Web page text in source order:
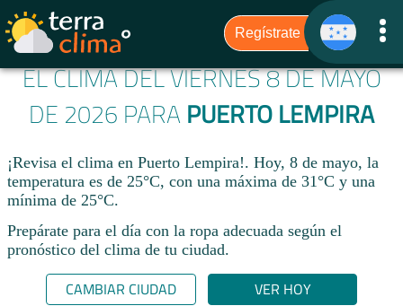
EL CLIMA DEL VIERNES 8 DE MAYO
DE 2026 PARA PUERTO LEMPIRA
¡Revisa el clima en Puerto Lempira!. Hoy, 8 de mayo, la
temperatura es de 25°C, con una máxima de 31°C y una
mínima de 25°C.​
Prepárate para el día con la ropa adecuada según el
pronóstico del clima de tu ciudad.​
CAMBIAR CIUDAD VER HOY